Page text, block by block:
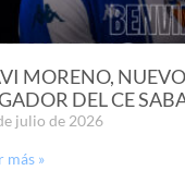
MORENO, NUEVO
DEL CE
julio de 2026
más »